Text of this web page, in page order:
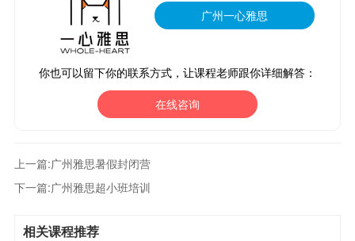
广州一心雅思
你也可以留下你的联系方式，让课程老师跟你详细解答：
在线咨询
上一篇:广州雅思暑假封闭营
下一篇:广州雅思超小班培训
相关课程推荐